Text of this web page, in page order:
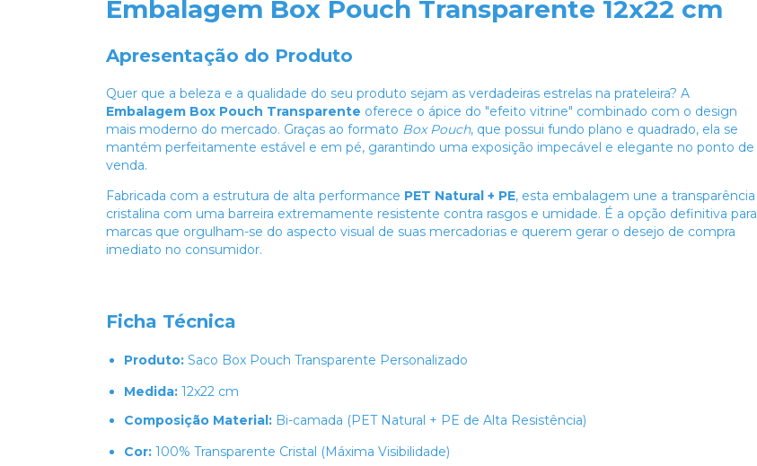
Embalagem Box Pouch Transparente 12x22 cm
Apresentação do Produto
Quer que a beleza e a qualidade do seu produto sejam as verdadeiras estrelas na prateleira? A
Embalagem Box Pouch Transparente oferece o ápice do "efeito vitrine" combinado com o design
mais moderno do mercado. Graças ao formato Box Pouch, que possui fundo plano e quadrado, ela se
mantém perfeitamente estável e em pé, garantindo uma exposição impecável e elegante no ponto de
venda.
Fabricada com a estrutura de alta performance PET Natural + PE, esta embalagem une a transparência
cristalina com uma barreira extremamente resistente contra rasgos e umidade. É a opção definitiva para
marcas que orgulham-se do aspecto visual de suas mercadorias e querem gerar o desejo de compra
imediato no consumidor.
Ficha Técnica
Produto: Saco Box Pouch Transparente Personalizado
Medida: 12x22 cm
Composição Material: Bi-camada (PET Natural + PE de Alta Resistência)
Cor: 100% Transparente Cristal (Máxima Visibilidade)